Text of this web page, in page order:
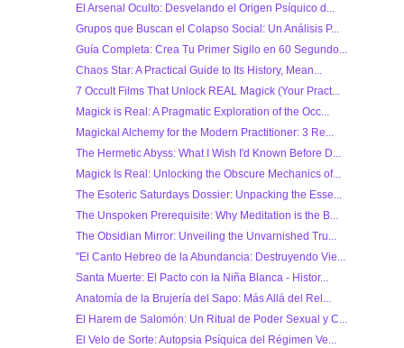
El Arsenal Oculto: Desvelando el Origen Psíquico d...
Grupos que Buscan el Colapso Social: Un Análisis P...
Guía Completa: Crea Tu Primer Sigilo en 60 Segundo...
Chaos Star: A Practical Guide to Its History, Mean...
7 Occult Films That Unlock REAL Magick (Your Pract...
Magick is Real: A Pragmatic Exploration of the Occ...
Magickal Alchemy for the Modern Practitioner: 3 Re...
The Hermetic Abyss: What I Wish I'd Known Before D...
Magick Is Real: Unlocking the Obscure Mechanics of...
The Esoteric Saturdays Dossier: Unpacking the Esse...
The Unspoken Prerequisite: Why Meditation is the B...
The Obsidian Mirror: Unveiling the Unvarnished Tru...
"El Canto Hebreo de la Abundancia: Destruyendo Vie...
Santa Muerte: El Pacto con la Niña Blanca - Histor...
Anatomía de la Brujería del Sapo: Más Allá del Rel...
El Harem de Salomón: Un Ritual de Poder Sexual y C...
El Velo de Sorte: Autopsia Psíquica del Régimen Ve...